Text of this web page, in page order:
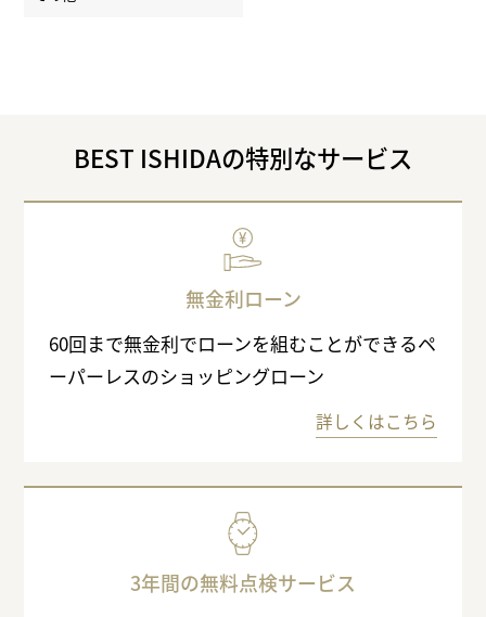
BEST ISHIDAの特別なサービス
無金利ローン
60回まで無金利でローンを組むことができるペ
ーパーレスのショッピングローン
詳しくはこちら
3年間の無料点検サービス